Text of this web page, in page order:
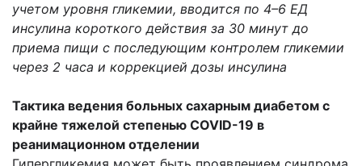
учетом уровня гликемии, вводится по 4–6 ЕД
инсулина короткого действия за 30 минут до
приема пищи с последующим контролем гликемии
через 2 часа и коррекцией дозы инсулина
Тактика ведения больных сахарным диабетом с
крайне тяжелой степенью COVID-19 в
реанимационном отделении